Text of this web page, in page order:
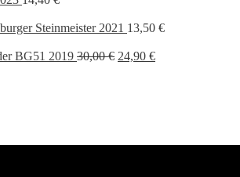
€7,90 €.Steinmeister 2021 13,50 €
BG51 2019 30,00€ Ursprünglicher
24,90 €Aktueller